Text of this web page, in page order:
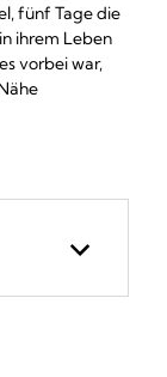
fünf Tage die
ihrem Leben
vorbei war,